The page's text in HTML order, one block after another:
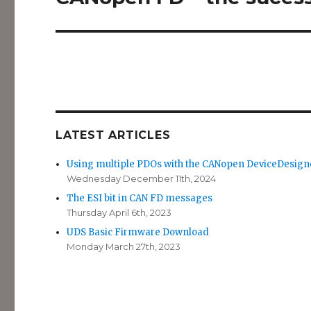
LATEST ARTICLES
Using multiple PDOs with the CANopen
Wednesday December 11th, 2024
The ESI bit in CAN FD messages
Thursday April 6th, 2023
UDS Basic Firmware Download
Monday March 27th, 2023